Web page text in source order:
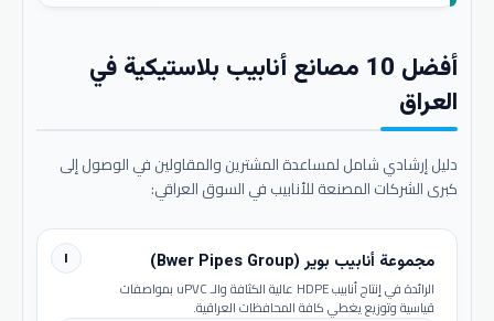
أفضل 10 مصانع أنابيب بلاستيكية في
العراق
دليل إرشادي شامل لمساعدة المشترين والمقاولين في الوصول إلى
كبرى الشركات المصنعة للأنابيب في السوق العراقي:
١ مجموعة أنابيب بوير (Bwer Pipes Group)
الرائدة في إنتاج أنابيب HDPE عالية الكثافة والـ uPVC بمواصفات
قياسية وتوزيع يغطي كافة المحافظات العراقية.